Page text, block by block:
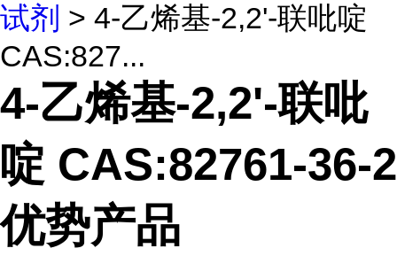
试剂 > 4-乙烯基-2,2'-联吡啶
CAS:827...
4-乙烯基-2,2'-联吡
啶 CAS:82761-36-2
优势产品